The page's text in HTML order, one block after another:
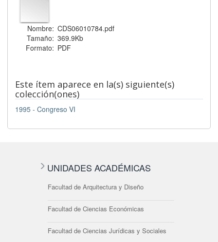
Nombre: CDS06010784.pdf
Tamaño: 369.9Kb
Formato: PDF
Este ítem aparece en la(s) siguiente(s)
colección(ones)
1995 - Congreso VI
UNIDADES ACADÉMICAS
Facultad de Arquitectura y Diseño
Facultad de Ciencias Económicas
Facultad de Ciencias Jurídicas y Sociales